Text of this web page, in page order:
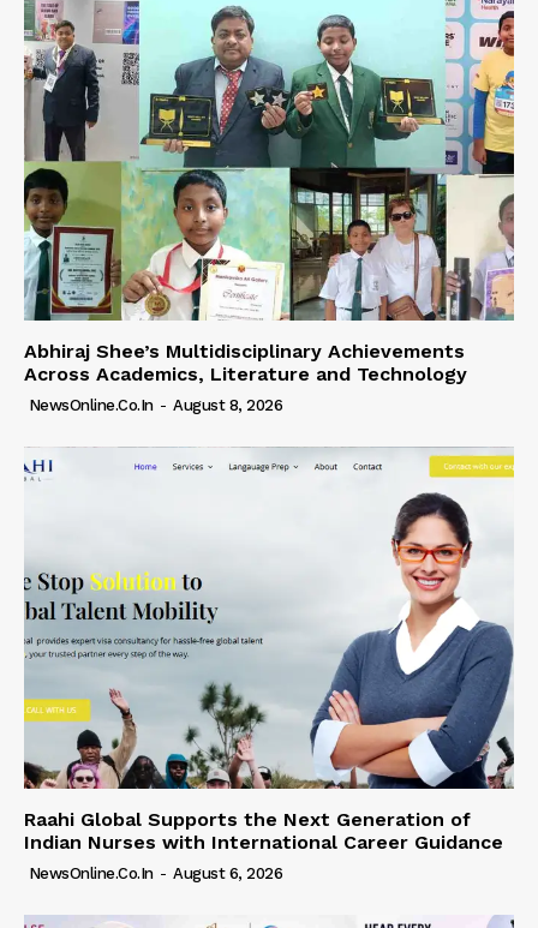
Abhiraj Shee’s Multidisciplinary Achievements
Across Academics, Literature and Technology
NewsOnline.co.in - August 8, 2026
Raahi Global Supports the Next Generation of
Indian Nurses with International Career Guidance
NewsOnline.co.in - August 6, 2026